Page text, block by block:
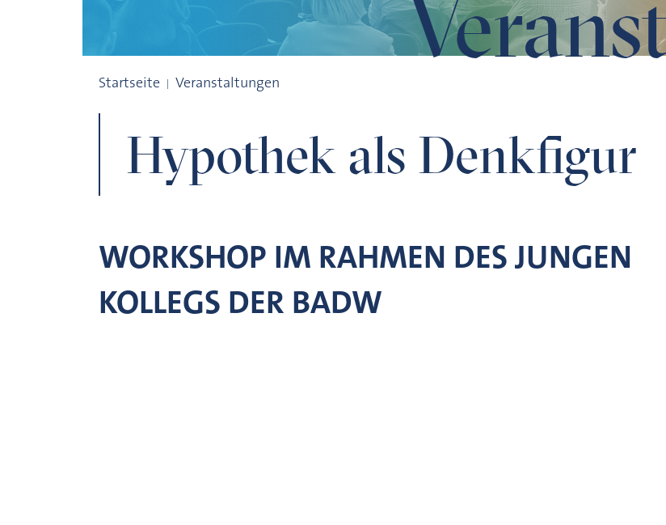
Startseite Veranstaltungen
Hypothek als Denkfigur
WORKSHOP IM RAHMEN DES JUNGEN
KOLLEGS DER BADW